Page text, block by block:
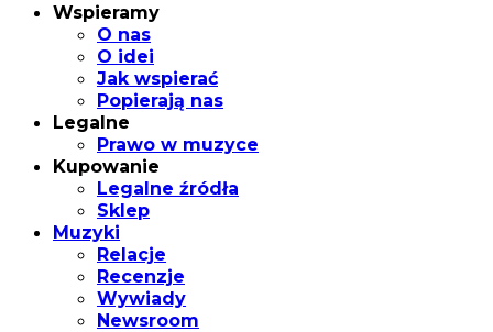
Wspieramy
O nas
O idei
Jak wspierać
Popierają nas
Legalne
Prawo w muzyce
Kupowanie
Legalne źródła
Sklep
Muzyki
Relacje
Recenzje
Wywiady
Newsroom